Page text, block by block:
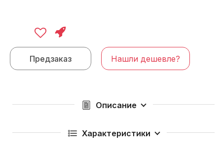
Предзаказ Нашли дешевле?
Описание
Характеристики